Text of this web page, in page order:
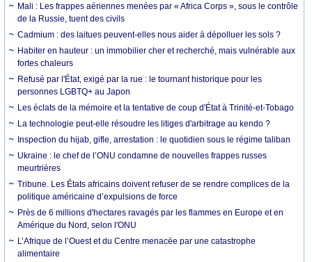
Mali : Les frappes aériennes menées par « Africa Corps », sous le contrôle
de la Russie, tuent des civils
Cadmium : des laitues peuvent-elles nous aider à dépolluer les sols ?
Habiter en hauteur : un immobilier cher et recherché, mais vulnérable aux
fortes chaleurs
Refusé par l'État, exigé par la rue : le tournant historique pour les
personnes LGBTQ+ au Japon
Les éclats de la mémoire et la tentative de coup d'État à Trinité-et-Tobago
La technologie peut-elle résoudre les litiges d'arbitrage au kendo ?
Inspection du hijab, gifle, arrestation : le quotidien sous le régime taliban
Ukraine : le chef de l’ONU condamne de nouvelles frappes russes
meurtrières
Tribune. Les États africains doivent refuser de se rendre complices de la
politique américaine d’expulsions de force
Près de 6 millions d'hectares ravagés par les flammes en Europe et en
Amérique du Nord, selon l'ONU
L’Afrique de l’Ouest et du Centre menacée par une catastrophe
alimentaire